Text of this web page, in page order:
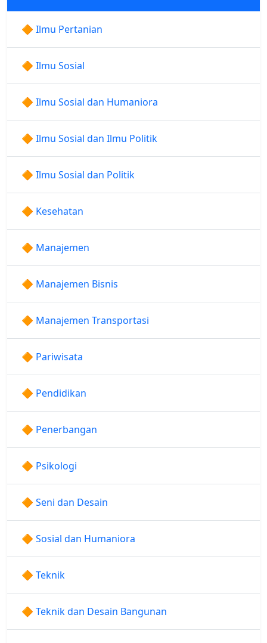
🔶 Ilmu Pertanian
🔶 Ilmu Sosial
🔶 Ilmu Sosial dan Humaniora
🔶 Ilmu Sosial dan Ilmu Politik
🔶 Ilmu Sosial dan Politik
🔶 Kesehatan
🔶 Manajemen
🔶 Manajemen Bisnis
🔶 Manajemen Transportasi
🔶 Pariwisata
🔶 Pendidikan
🔶 Penerbangan
🔶 Psikologi
🔶 Seni dan Desain
🔶 Sosial dan Humaniora
🔶 Teknik
🔶 Teknik dan Desain Bangunan